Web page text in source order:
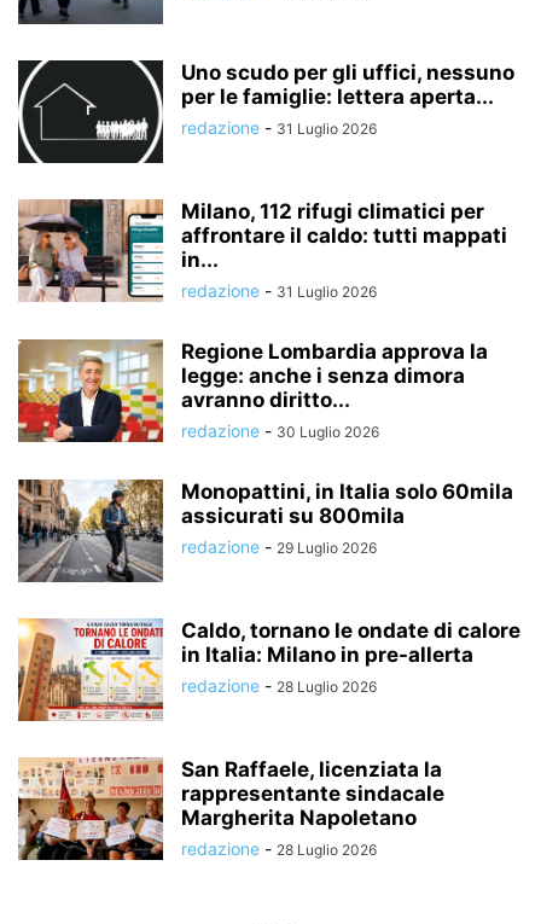
Uno scudo per gli uffici, nessuno
per le famiglie: lettera aperta...
redazione - 31 Luglio 2026
Milano, 112 rifugi climatici per
affrontare il caldo: tutti mappati
in...
redazione - 31 Luglio 2026
Regione Lombardia approva la
legge: anche i senza dimora
avranno diritto...
redazione - 30 Luglio 2026
Monopattini, in Italia solo 60mila
assicurati su 800mila
redazione - 29 Luglio 2026
Caldo, tornano le ondate di calore
in Italia: Milano in pre-allerta
redazione - 28 Luglio 2026
San Raffaele, licenziata la
rappresentante sindacale
Margherita Napoletano
redazione - 28 Luglio 2026